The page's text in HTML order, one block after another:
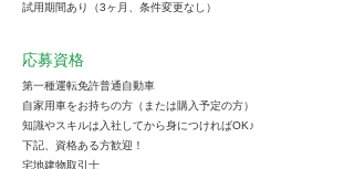
試用期間あり（3ヶ月、条件変更なし）
応募資格
第一種運転免許普通自動車
自家用車をお持ちの方（または購入予定の方）
知識やスキルは入社してから身につければOK♪
下記、資格ある方歓迎！
宅地建物取引士